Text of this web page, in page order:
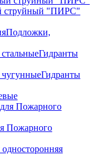
струйный "ПИРС"
Подложки,
Гидранты
Гидранты
Пожарного